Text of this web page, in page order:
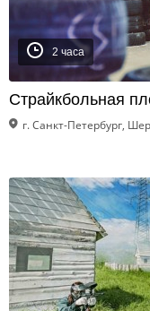
2 часа
Страйкбольная
г. Санкт-Петербург,